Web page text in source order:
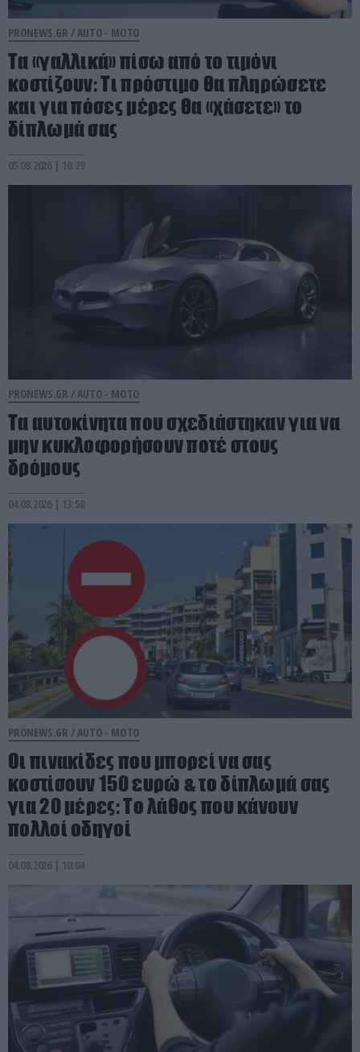
PRONEWS.GR /AUTO - MOTO
Τα «γαλλικά» πίσω από το τιμόνι
κοστίζουν: Τι πρόστιμο θα πληρώσετε
και για πόσες μέρες θα «χάσετε» το
δίπλωμά σας
05.08.2026 | 10:29
PRONEWS.GR /AUTO - MOTO
Τα αυτοκίνητα που σχεδιάστηκαν για να
μην κυκλοφορήσουν ποτέ στους
δρόμους
04.08.2026 | 13:58
PRONEWS.GR /AUTO - MOTO
Οι πινακίδες που μπορεί να σας
κοστίσουν 150 ευρώ & το δίπλωμά σας
για 20 μέρες: Το λάθος που κάνουν
πολλοί οδηγοί
04.08.2026 | 10:04